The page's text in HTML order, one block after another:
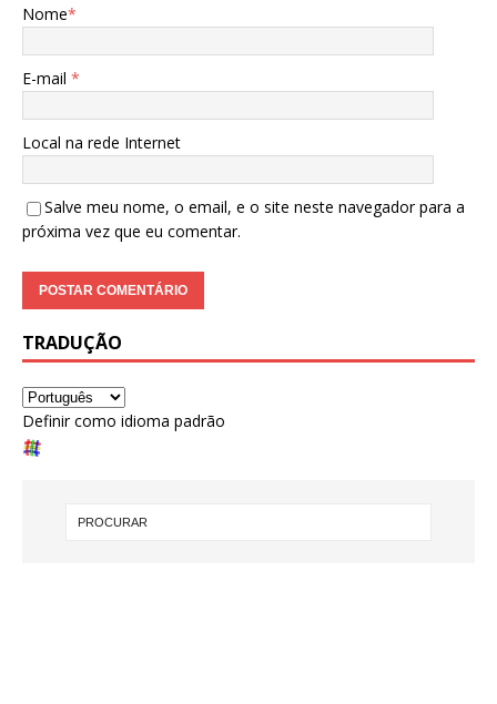
Nome*
E-mail *
Local na rede Internet
Salve meu nome, o email, e o site neste navegador para a
próxima vez que eu comentar.
TRADUÇÃO
Definir como idioma padrão